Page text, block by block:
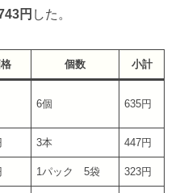
円 した。
個数 小計
6個 635円
3本 447円
1パック 5袋 323円